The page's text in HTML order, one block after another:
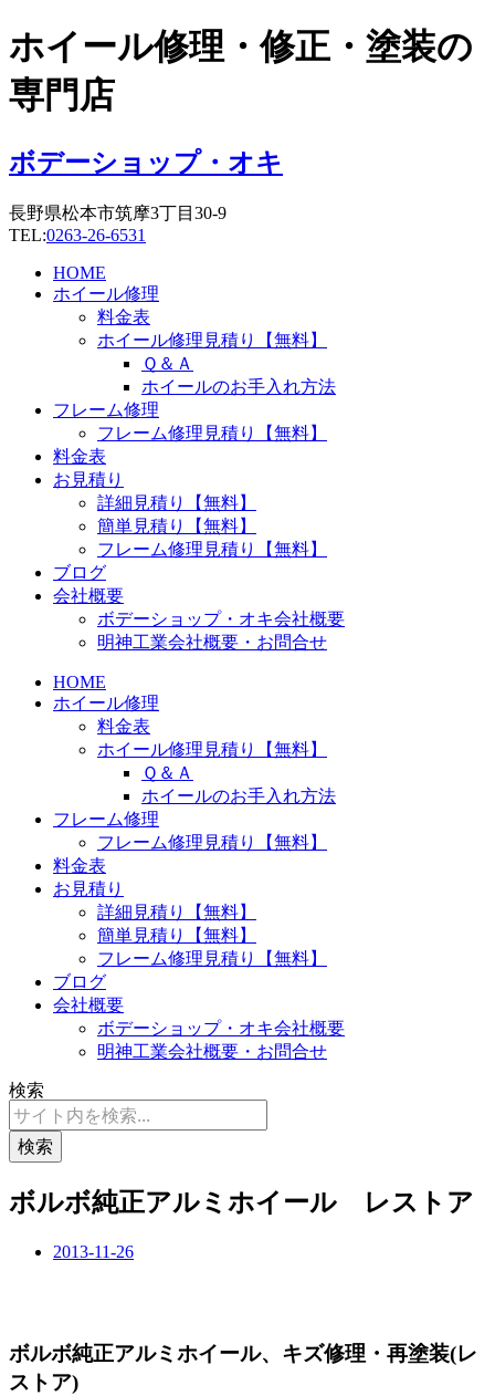
コ
ン
テ
ン
に
ス
ッ
プ
ホイール修理・修正・塗装の
専門店
ボデーショップ・オキ
長野県松本市筑摩3丁目30-9
TEL:0263-26-6531
HOME
ホイール修理
料金表
ホイール修理見積り【無料】
Ｑ＆Ａ
ホイールのお手入れ方法
フレーム修理
フレーム修理見積り【無料】
料金表
お見積り
詳細見積り【無料】
簡単見積り【無料】
フレーム修理見積り【無料】
ブログ
会社概要
ボデーショップ・オキ会社概要
明神工業会社概要・お問合せ
HOME
ホイール修理
料金表
ホイール修理見積り【無料】
Ｑ＆Ａ
ホイールのお手入れ方法
フレーム修理
フレーム修理見積り【無料】
料金表
お見積り
詳細見積り【無料】
簡単見積り【無料】
フレーム修理見積り【無料】
ブログ
会社概要
ボデーショップ・オキ会社概要
明神工業会社概要・お問合せ
検索
検索
ボルボ純正アルミホイール レストア
2013-11-26
ボルボ純正アルミホイール、キズ修理・再塗装(レ
ストア)